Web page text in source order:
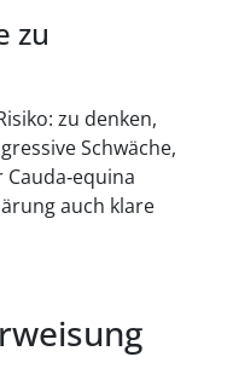
zu
zu denken,
Schwäche,
auch klare